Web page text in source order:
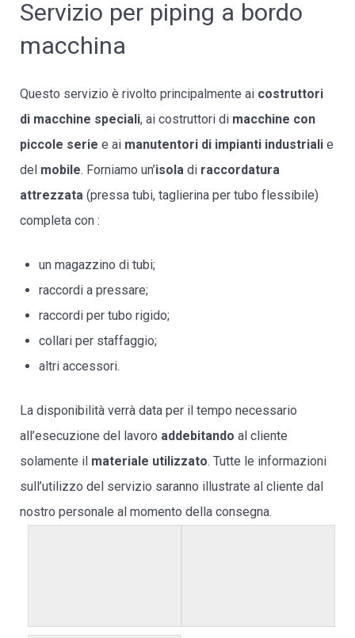
Servizio per piping a bordo
macchina
Questo servizio è rivolto principalmente ai costruttori
di macchine speciali, ai costruttori di macchine con
piccole serie e ai manutentori di impianti industriali e
del mobile. Forniamo un’isola di raccordatura
attrezzata (pressa tubi, taglierina per tubo flessibile)
completa con :
un magazzino di tubi;
raccordi a pressare;
raccordi per tubo rigido;
collari per staffaggio;
altri accessori.
La disponibilità verrà data per il tempo necessario
all’esecuzione del lavoro addebitando al cliente
solamente il materiale utilizzato. Tutte le informazioni
sull’utilizzo del servizio saranno illustrate al cliente dal
nostro personale al momento della consegna.